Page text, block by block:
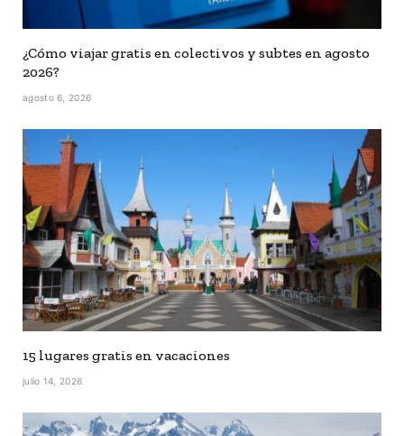
¿Cómo viajar gratis en colectivos y subtes en agosto
2026?
agosto 6, 2026
15 lugares gratis en vacaciones
julio 14, 2026